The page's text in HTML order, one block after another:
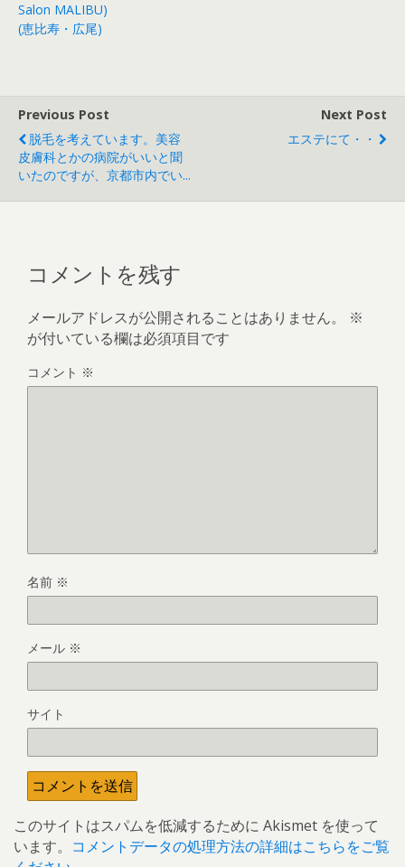
Salon MALIBU)
(恵比寿・広尾)
Previous Post
脱毛を考えています。美容
皮膚科とかの病院がいいと聞
いたのですが、京都市内でい...
Next Post
エステにて・・
コメントを残す
メールアドレスが公開されることはありません。
※
が付いている欄は必須項目です
コメント ※
名前 ※
メール ※
サイト
このサイトはスパムを低減するために Akismet を使って
います。 コメントデータの処理方法の詳細はこちらをご覧